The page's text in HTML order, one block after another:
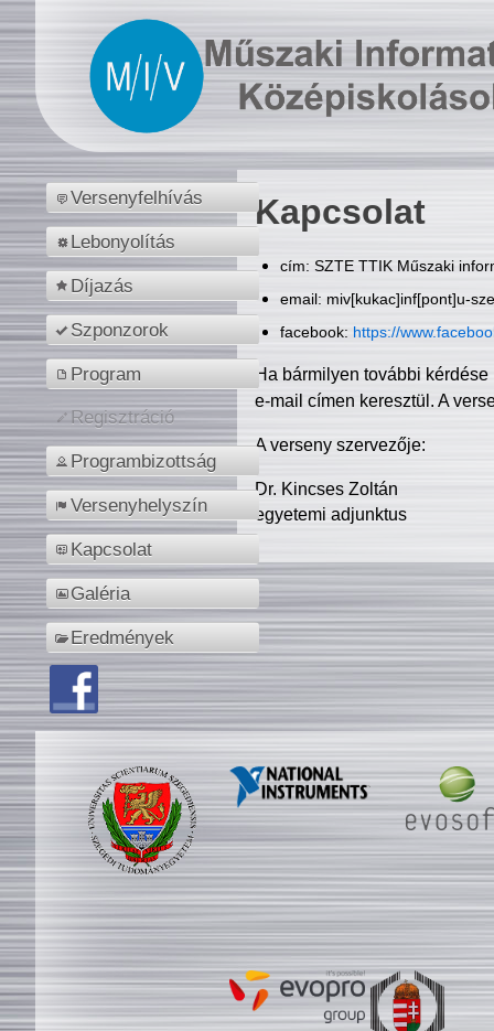
Versenyfelhívás
Lebonyolítás
Díjazás
Szponzorok
Program
Regisztráció
Programbizottság
Versenyhelyszín
Kapcsolat
Galéria
Eredmények
Kapcsolat
cím: SZTE TTIK Műszaki
email: miv[kukac]inf[pont]u-
facebook: https://
Ha bármilyen további
e-mail címen keresztül. A
A verseny szervezője:
Dr. Kincses Zoltán
egyetemi adjunktus